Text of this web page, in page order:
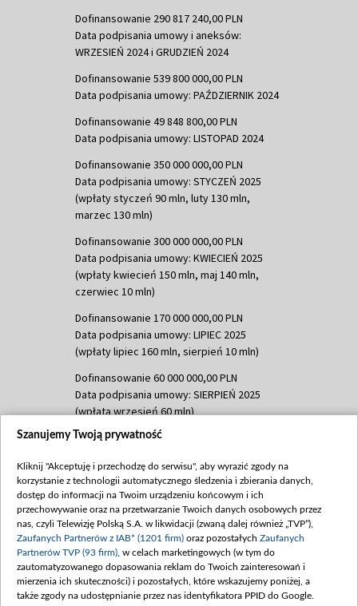
Dofinansowanie 290 817 240,00 PLN
Data podpisania umowy i aneksów:
WRZESIEŃ 2024 i GRUDZIEŃ 2024
Dofinansowanie 539 800 000,00 PLN
Data podpisania umowy: PAŹDZIERNIK 2024
Dofinansowanie 49 848 800,00 PLN
Data podpisania umowy: LISTOPAD 2024
Dofinansowanie 350 000 000,00 PLN
Data podpisania umowy: STYCZEŃ 2025
(wpłaty styczeń 90 mln, luty 130 mln,
marzec 130 mln)
Dofinansowanie 300 000 000,00 PLN
Data podpisania umowy: KWIECIEŃ 2025
(wpłaty kwiecień 150 mln, maj 140 mln,
czerwiec 10 mln)
Dofinansowanie 170 000 000,00 PLN
Data podpisania umowy: LIPIEC 2025
(wpłaty lipiec 160 mln, sierpień 10 mln)
Dofinansowanie 60 000 000,00 PLN
Data podpisania umowy: SIERPIEŃ 2025
(wpłata wrzesień 60 mln)
Dofinansowanie 635 783 051,21 PLN
(wpłata wrzesień 100 mln, październik 350
mln, listopad 265 mln)
Dofinansowanie 48 862 000,00 PLN
Data podpisania umowy: GRUDZIEŃ 2025
(wpłata grudzień 60,548 mln)
Dofinansowanie 900 000 000,00 PLN
Data podpisania umowy: LUTY 2026 (wpłata
Szanujemy Twoją prywatność
Kliknij "Akceptuję i przechodzę do serwisu", aby wyrazić zgody na
korzystanie z technologii automatycznego śledzenia i zbierania danych,
dostęp do informacji na Twoim urządzeniu końcowym i ich
przechowywanie oraz na przetwarzanie Twoich danych osobowych przez
nas, czyli Telewizję Polską S.A. w likwidacji (zwaną dalej również „TVP”),
Zaufanych Partnerów z IAB* (1201 firm) oraz pozostałych Zaufanych
Partnerów TVP (93 firm) , w celach marketingowych (w tym do
zautomatyzowanego dopasowania reklam do Twoich zainteresowań i
mierzenia ich skuteczności) i pozostałych, które wskazujemy poniżej, a
także zgody na udostępnianie przez nas identyfikatora PPID do Google.